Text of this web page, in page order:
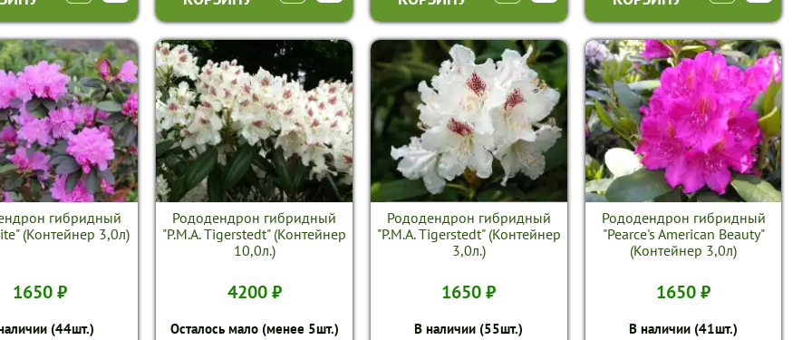
гибридный
(Контейнер 3,0л)
1650 ₽
(44шт.)
Рододендрон гибридный
"P.M.A. Tigerstedt" (Контейнер
10,0л.)
4200 ₽
Осталось мало (менее 5шт.)
Рододендрон гибридный
"P.M.A. Tigerstedt" (Контейнер
3,0л.)
1650 ₽
В наличии (55шт.)
Рододендрон гибридный
"Pearce's American Beauty"
(Контейнер 3,0л)
1650 ₽
В наличии (41шт.)